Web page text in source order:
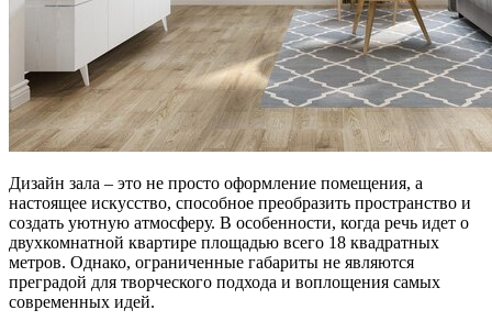
Дизайн зала – это не просто оформление помещения, а
настоящее искусство, способное преобразить пространство и
создать уютную атмосферу. В особенности, когда речь идет о
двухкомнатной квартире площадью всего 18 квадратных
метров. Однако, ограниченные габариты не являются
преградой для творческого подхода и воплощения самых
современных идей.